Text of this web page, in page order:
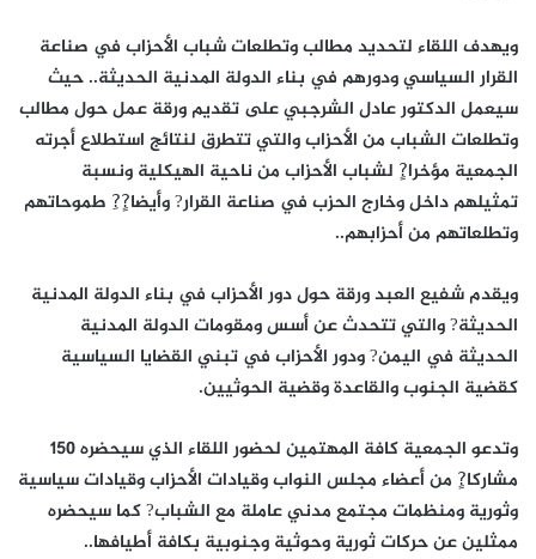
ويهدف اللقاء لتحديد مطالب وتطلعات شباب الأحزاب في صناعة
القرار السياسي ودورهم في بناء الدولة المدنية الحديثة.. حيث
سيعمل الدكتور عادل الشرجبي على تقديم ورقة عمل حول مطالب
وتطلعات الشباب من الأحزاب والتي تتطرق لنتائج استطلاع أجرته
الجمعية مؤخرا?ٍ لشباب الأحزاب من ناحية الهيكلية ونسبة
تمثيلهم داخل وخارج الحزب في صناعة القرار? وأيضا?ٍ?ِ طموحاتهم
وتطلعاتهم من أحزابهم..
ويقدم شفيع العبد ورقة حول دور الأحزاب في بناء الدولة المدنية
الحديثة? والتي تتحدث عن أسس ومقومات الدولة المدنية
الحديثة في اليمن? ودور الأحزاب في تبني القضايا السياسية
كقضية الجنوب والقاعدة وقضية الحوثيين.
وتدعو الجمعية كافة المهتمين لحضور اللقاء الذي سيحضره 150
مشاركا?ٍ من أعضاء مجلس النواب وقيادات الأحزاب وقيادات سياسية
وثورية ومنظمات مجتمع مدني عاملة مع الشباب? كما سيحضره
ممثلين عن حركات ثورية وحوثية وجنوبية بكافة أطيافها..